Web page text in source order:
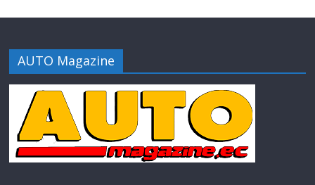
AUTO Magazine